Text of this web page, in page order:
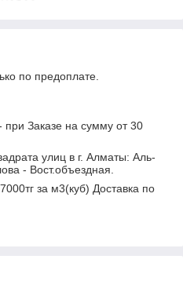
по предоплате.
Заказе на сумму от 30
улиц в г. Алматы: Аль-
- Вост.объездная.
за м3(куб) Доставка по